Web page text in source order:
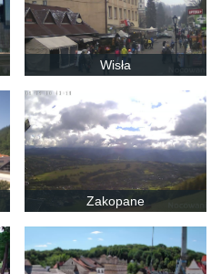
Wisła
Zakopane